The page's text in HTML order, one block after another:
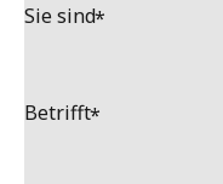
Sie sind
Betrifft